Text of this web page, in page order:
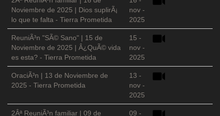
Noviembre de 2025 | Dios suplirÃ¡
lo que te falta - Tierra Prometida
nov -
2025
ReuniÃ³n "SÃ© Sano" | 15 de
Noviembre de 2025 | Â¿QuÃ© vida
es esta? - Tierra Prometida
15 -
nov -
2025
OraciÃ³n | 13 de Noviembre de
2025 - Tierra Prometida
13 -
nov -
2025
2Âª ReuniÃ³n familiar | 09 de
09 -